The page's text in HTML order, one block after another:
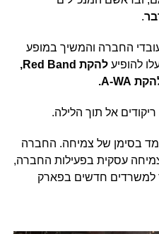
.
החברה והמשיך במופע
להקת Red Band
,
A-WA
.
אל תוך הלילה.
בסימן של צמיחה. החברה
עסקית בפעילות החברה,
למשרדים חדשים בפארק